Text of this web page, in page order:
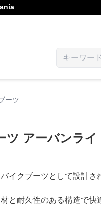
ーツ
ツ アーバンラ
イクブーツとして設計さ
と耐久性のある構造で快